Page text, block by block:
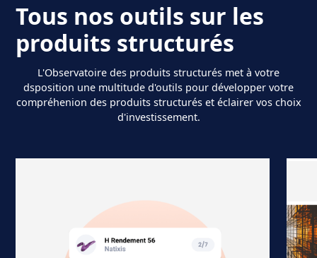
Tous nos outils sur les
produits structurés
L'Observatoire des produits structurés met à votre
dsposition une multitude d'outils pour développer votre
compréhenion des produits structurés et éclairer vos choix
d'investissement.